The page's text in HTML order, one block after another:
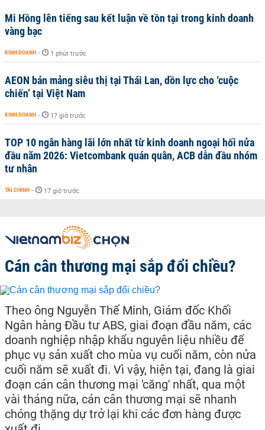
Mi Hồng lên tiếng sau kết luận về tồn tại trong kinh doanh
vàng bạc
KINH DOANH - 1 phút trước
AEON bán mảng siêu thị tại Thái Lan, dồn lực cho ‘cuộc
chiến’ tại Việt Nam
KINH DOANH - 17 giờ trước
TOP 10 ngân hàng lãi lớn nhất từ kinh doanh ngoại hối nửa
đầu năm 2026: Vietcombank quán quân, ACB dẫn đầu nhóm
tư nhân
TÀI CHÍNH - 17 giờ trước
Cán cân thương mại sắp đổi chiều?
Theo ông Nguyễn Thế Minh, Giám đốc Khối
Ngân hàng Đầu tư ABS, giai đoạn đầu năm, các
doanh nghiệp nhập khẩu nguyên liệu nhiều để
phục vụ sản xuất cho mùa vụ cuối năm, còn nửa
cuối năm sẽ xuất đi. Vì vậy, hiện tại, đang là giai
đoạn cán cân thương mại 'căng' nhất, qua một
vài tháng nữa, cán cân thương mại sẽ nhanh
chóng thặng dự trở lại khi các đơn hàng được